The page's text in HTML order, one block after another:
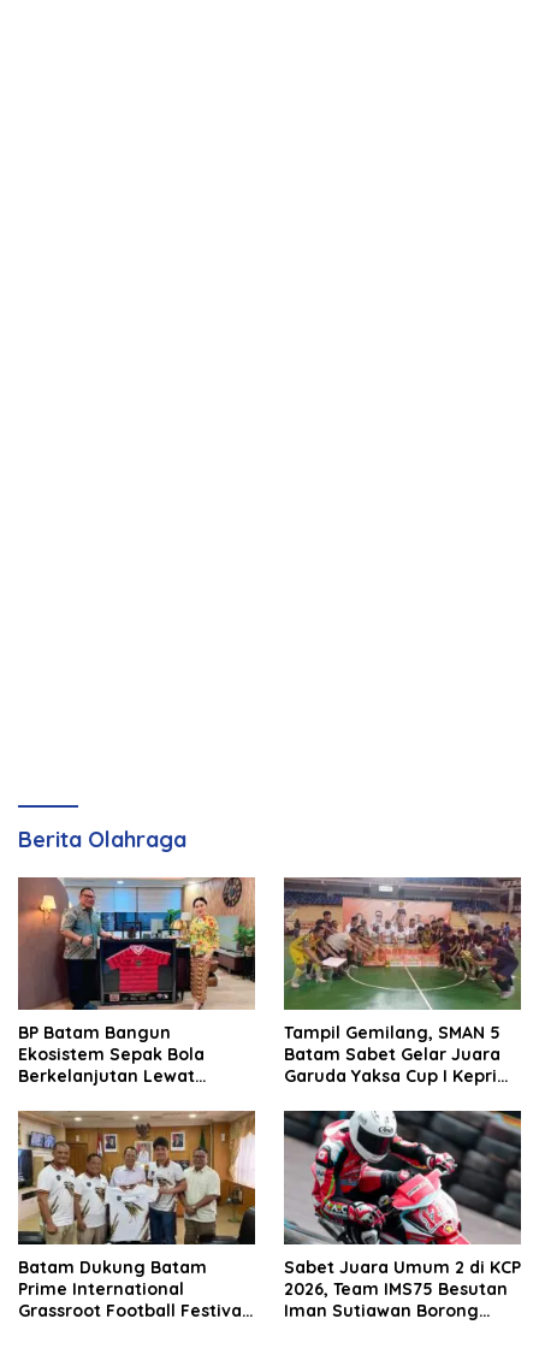
Berita Olahraga
BP Batam Bangun
Ekosistem Sepak Bola
Berkelanjutan Lewat
Tampil Gemilang, SMAN 5
Batam Sabet Gelar Juara
Garuda Yaksa Cup I Kepri
Batam Dukung Batam
Prime International
Grassroot Football Festival
Sabet Juara Umum 2 di KCP
2026, Team IMS75 Besutan
Iman Sutiawan Borong